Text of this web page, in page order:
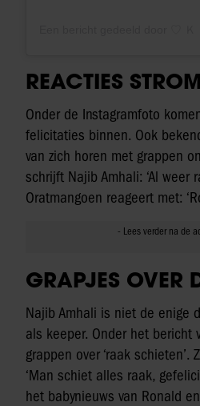
REACTIES
Onder de Instagramfoto
felicitaties binnen. Ook
van zich horen met grappen
schrijft Najib Amhali: ‘Al weer
Oratmangoen reageert met:
GRAPJES OVER
Najib Amhali is niet de enige
als keeper. Onder het bericht
grappen over ‘raak
‘Man schiet alles raak,
het babynieuws van Ronald